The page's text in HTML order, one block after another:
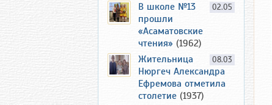
02.05
В школе №13
прошли
«Асаматовские
чтения» (1962)
08.03
Жительница
Нюргеч Александра
Ефремова отметила
столетие (1937)